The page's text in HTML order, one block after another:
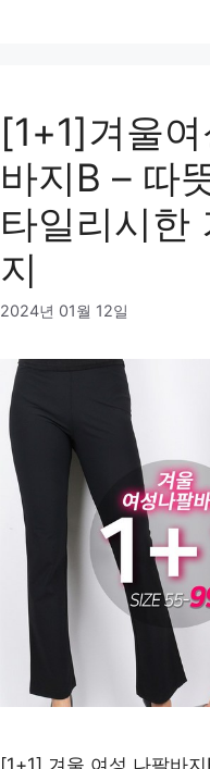
[1+1]겨울
바지B – 따
타일리시한
지
2024년 01월 12일